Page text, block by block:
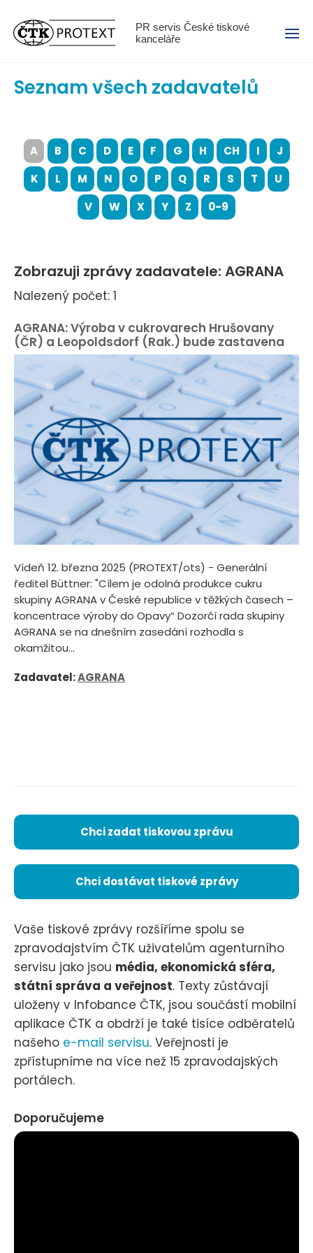
PR servis České tiskové
kanceláře
Menu
Seznam všech zadavatelů
A B C D E F G H CH I
J
K
L M N O P Q R S T
U
V
W X Y Z 0-9
Zobrazuji zprávy zadavatele: AGRANA
Nalezený počet: 1
AGRANA: Výroba v cukrovarech Hrušovany
(ČR) a Leopoldsdorf (Rak.) bude zastavena
Vídeň 12. března 2025 (PROTEXT/ots) - Generální
ředitel Büttner: "Cílem je odolná produkce cukru
skupiny AGRANA v České republice v těžkých časech –
koncentrace výroby do Opavy“ Dozorčí rada skupiny
AGRANA se na dnešním zasedání rozhodla s
okamžitou...
Zadavatel:AGRANA
Chci zadat tiskovou zprávu
Chci dostávat tiskové zprávy
Vaše tiskové zprávy rozšíříme spolu se
zpravodajstvím ČTK uživatelům agenturního
servisu jako jsou média, ekonomická sféra,
státní správa a veřejnost. Texty zůstávají
uloženy v Infobance ČTK, jsou součástí mobilní
aplikace ČTK a obdrží je také tisíce odběratelů
našeho e-mail servisu. Veřejnosti je
zpřístupníme na více než 15 zpravodajských
portálech.
Doporučujeme